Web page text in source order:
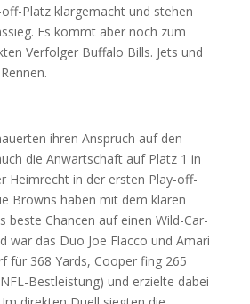
Platz klargemacht und stehen
Es kommt aber noch zum
Verfolger Buffalo Bills. Jets und
ihren Anspruch auf den
die Anwartschaft auf Platz 1 in
Heimrecht in der ersten Play-off-
Browns haben mit dem klaren
beste Chancen auf einen Wild-Car-
war das Duo Joe Flacco und Amari
für 368 Yards, Cooper fing 265
Bestleistung) und erzielte dabei